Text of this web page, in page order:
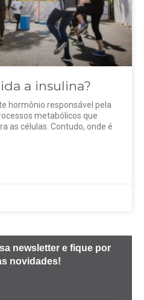
a insulina?
hormônio responsável pela
metabólicos que
as células. Contudo, onde é
newsletter e fique por
novidades!